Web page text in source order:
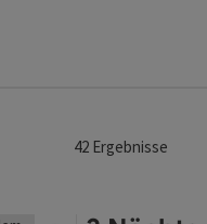
denen die
möglich, da
42Ergebnisse